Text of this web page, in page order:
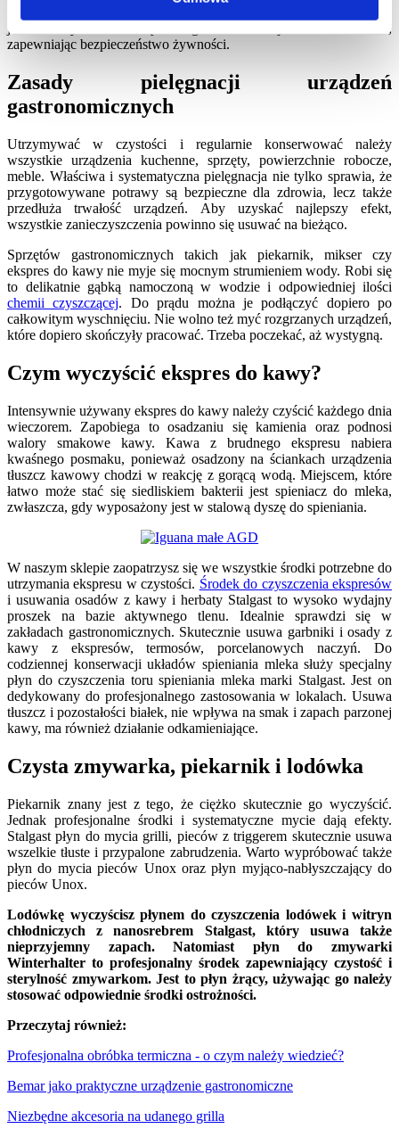
jakości. Czyszczenie urządzeń ogranicza rozwój bakterii i wirusów,
zapewniając bezpieczeństwo żywności.
Zasady pielęgnacji urządzeń
gastronomicznych
Utrzymywać w czystości i regularnie konserwować należy
wszystkie urządzenia kuchenne, sprzęty, powierzchnie robocze,
meble. Właściwa i systematyczna pielęgnacja nie tylko sprawia, że
przygotowywane potrawy są bezpieczne dla zdrowia, lecz także
przedłuża trwałość urządzeń. Aby uzyskać najlepszy efekt,
wszystkie zanieczyszczenia powinno się usuwać na bieżąco.
Sprzętów gastronomicznych takich jak piekarnik, mikser czy
ekspres do kawy nie myje się mocnym strumieniem wody. Robi się
to delikatnie gąbką namoczoną w wodzie i odpowiedniej ilości
chemii czyszczącej. Do prądu można je podłączyć dopiero po
całkowitym wyschnięciu. Nie wolno też myć rozgrzanych urządzeń,
które dopiero skończyły pracować. Trzeba poczekać, aż wystygną.
Czym wyczyścić ekspres do kawy?
Intensywnie używany ekspres do kawy należy czyścić każdego dnia
wieczorem. Zapobiega to osadzaniu się kamienia oraz podnosi
walory smakowe kawy. Kawa z brudnego ekspresu nabiera
kwaśnego posmaku, ponieważ osadzony na ściankach urządzenia
tłuszcz kawowy chodzi w reakcję z gorącą wodą. Miejscem, które
łatwo może stać się siedliskiem bakterii jest spieniacz do mleka,
zwłaszcza, gdy wyposażony jest w stalową dyszę do spieniania.
W naszym sklepie zaopatrzysz się we wszystkie środki potrzebne do
utrzymania ekspresu w czystości. Środek do czyszczenia ekspresów
i usuwania osadów z kawy i herbaty Stalgast to wysoko wydajny
proszek na bazie aktywnego tlenu. Idealnie sprawdzi się w
zakładach gastronomicznych. Skutecznie usuwa garbniki i osady z
kawy z ekspresów, termosów, porcelanowych naczyń. Do
codziennej konserwacji układów spieniania mleka służy specjalny
płyn do czyszczenia toru spieniania mleka marki Stalgast. Jest on
dedykowany do profesjonalnego zastosowania w lokalach. Usuwa
tłuszcz i pozostałości białek, nie wpływa na smak i zapach parzonej
kawy, ma również działanie odkamieniające.
Czysta zmywarka, piekarnik i lodówka
Piekarnik znany jest z tego, że ciężko skutecznie go wyczyścić.
Jednak profesjonalne środki i systematyczne mycie dają efekty.
Stalgast płyn do mycia grilli, pieców z triggerem skutecznie usuwa
wszelkie tłuste i przypalone zabrudzenia. Warto wypróbować także
płyn do mycia pieców Unox oraz płyn myjąco-nabłyszczający do
pieców Unox.
Lodówkę wyczyścisz płynem do czyszczenia lodówek i witryn
chłodniczych z nanosrebrem Stalgast, który usuwa także
nieprzyjemny zapach. Natomiast płyn do zmywarki
Winterhalter to profesjonalny środek zapewniający czystość i
sterylność zmywarkom. Jest to płyn żrący, używając go należy
stosować odpowiednie środki ostrożności.
Przeczytaj również:
Profesjonalna obróbka termiczna - o czym należy wiedzieć?
Bemar jako praktyczne urządzenie gastronomiczne
Niezbędne akcesoria na udanego grilla